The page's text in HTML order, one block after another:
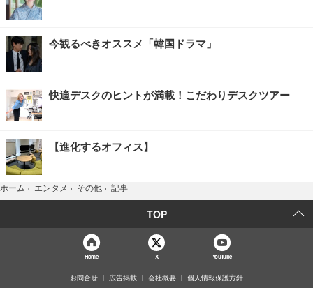
今観るべきオススメ「韓国ドラマ」
快適デスクのヒントが満載！こだわりデスクツアー
【進化するオフィス】
ホーム › エンタメ › その他 › 記事
TOP
Home X YouTube
お問合せ 広告掲載 会社概要 個人情報保護方針